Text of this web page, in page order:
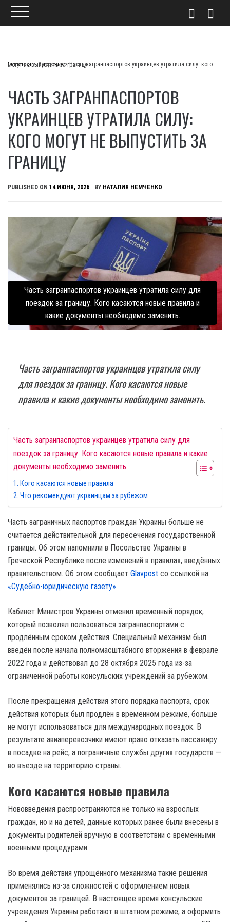
Главпост>Здоровье>
Часть загранпаспортов украинцев утратила силу: кого могут не выпустить за границу
ЧАСТЬ ЗАГРАНПАСПОРТОВ
УКРАИНЦЕВ УТРАТИЛА СИЛУ:
КОГО МОГУТ НЕ ВЫПУСТИТЬ ЗА
ГРАНИЦУ
PUBLISHED ON 14 ИЮНЯ, 2026 BY НАТАЛИЯ НЕМЧЕНКО
Часть загранпаспортов украинцев утратила силу для
поездок за границу. Кого касаются новые правила и
какие документы необходимо заменить.
Часть загранпаспортов украинцев утратила силу
для поездок за границу. Кого касаются новые
правила и какие документы необходимо заменить.
Часть загранпаспортов украинцев утратила силу для
поездок за границу. Кого касаются новые правила и какие
документы необходимо заменить.
Кого касаются новые правила
Что рекомендуют украинцам за рубежом
Часть заграничных паспортов граждан Украины больше не
считается действительной для пересечения государственной
границы. Об этом напомнили в Посольстве Украины в
Греческой Республике после изменений в правилах, введённых
правительством. Об этом сообщает Glavpost со ссылкой на
«Судебно-юридическую газету».
Кабинет Министров Украины отменил временный порядок,
который позволял пользоваться загранпаспортами с
продлённым сроком действия. Специальный механизм был
введён после начала полномасштабного вторжения в феврале
2022 года и действовал до 28 октября 2025 года из-за
ограниченной работы консульских учреждений за рубежом.
После прекращения действия этого порядка паспорта, срок
действия которых был продлён в временном режиме, больше
не могут использоваться для международных поездок. В
результате авиаперевозчики имеют право отказать пассажиру
в посадке на рейс, а пограничные службы других государств —
во въезде на территорию страны.
Кого касаются новые правила
Нововведения распространяются не только на взрослых
граждан, но и на детей, данные которых ранее были внесены в
документы родителей вручную в соответствии с временными
военными процедурами.
Во время действия упрощённого механизма такие решения
применялись из-за сложностей с оформлением новых
документов за границей. В настоящее время консульские
учреждения Украины работают в штатном режиме, а оформить